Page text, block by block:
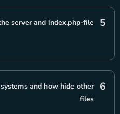
5
server and index.php-file
6
and how hide other
files